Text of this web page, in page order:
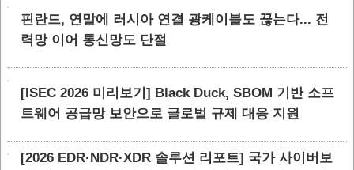
핀란드, 연말에 러시아 연결 광케이블도 끊는다... 전
력망 이어 통신망도 단절
[ISEC 2026 미리보기] Black Duck, SBOM 기반 소프
트웨어 공급망 보안으로 글로벌 규제 대응 지원
[2026 EDR·NDR·XDR 솔루션 리포트] 국가 사이버보